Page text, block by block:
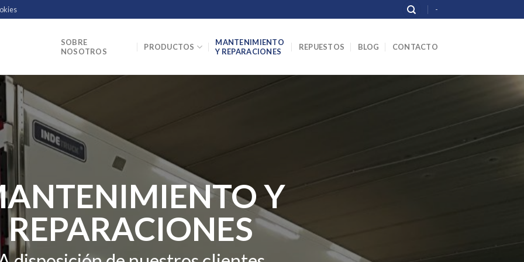
-
SOBRE
NOSOTROS
PRODUCTOS
MANTENIMIENTO
Y REPARACIONES
REPUESTOS BLOG CONTACTO
Y
REPARACIONES